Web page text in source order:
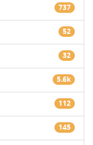
737
52
32
5.6k
112
145